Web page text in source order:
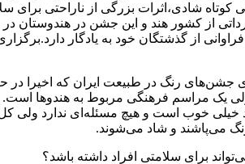
کوتاه شادی،اثرات بزرگی از ناراحتی
از کشور هند و این جشن در هندوستان در
از گذشتگان خود به یادگار
جشن‌های رنگ در طبیعت ایران که اخیرا
مراسم فرهنگی مربوط به هندوها است.
خیلی خوب است و هیچ مسئله‌ای ندارد
می‌پاشند و شاد می‌شوند.
برای سلامتی افراد داشته باشد؟